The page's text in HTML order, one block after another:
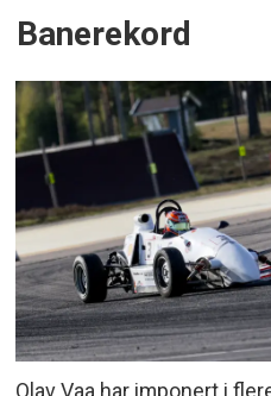
Banerekord
Olav Vaa har imponert i